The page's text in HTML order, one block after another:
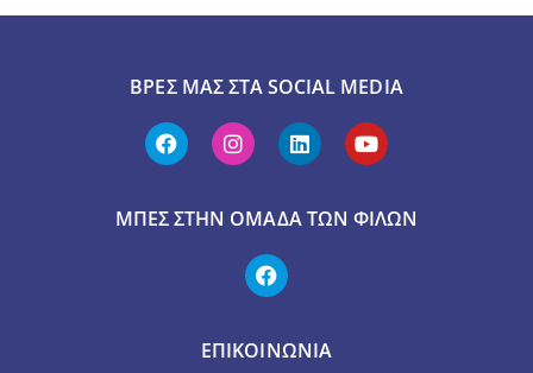
ΒΡΕΣ ΜΑΣ ΣΤΑ SOCIAL MEDIA
ΜΠΕΣ ΣΤΗΝ ΟΜΆΔΑ ΤΩΝ ΦΊΛΩΝ
ΕΠΙΚΟΙΝΩΝΙΑ